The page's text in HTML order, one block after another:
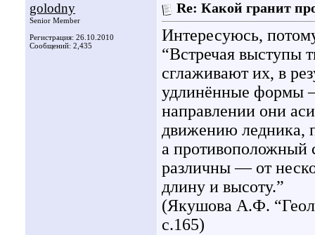
golodny
Senior Member
Регистрация: 26.10.2010
Сообщений: 2,435
Re: Какой гранит
Интересуюсь,
“Встречая выступы
сглаживают их, в
удлинённые формы
направлении они
движению ледника,
а противоположный
различны — от
длину и высоту.”
(Якушова А.Ф.
с.165)